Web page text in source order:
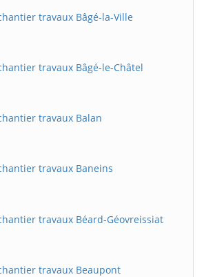
travaux Bâgé-la-Ville
travaux Bâgé-le-Châtel
travaux Balan
travaux Baneins
travaux Béard-Géovreissiat
travaux Beaupont